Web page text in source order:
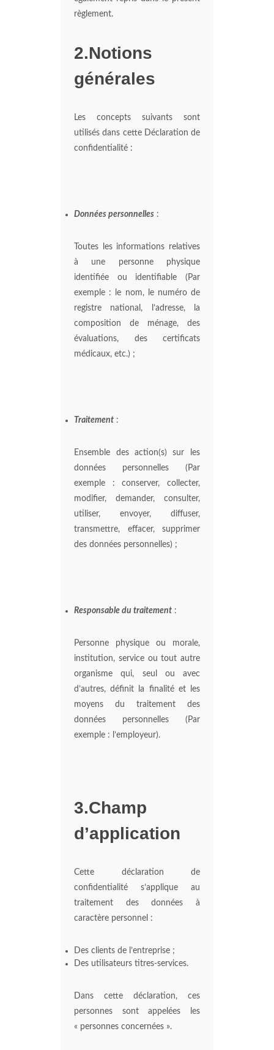
règlement.
2.Notions
générales
Les concepts suivants sont
utilisés dans cette Déclaration de
confidentialité :
Données personnelles :
Toutes les informations relatives
à une personne physique
identifiée ou identifiable (Par
exemple : le nom, le numéro de
registre national, l’adresse, la
composition de ménage, des
évaluations, des certificats
médicaux, etc.) ;
Traitement :
Ensemble des action(s) sur les
données personnelles (Par
exemple : conserver, collecter,
modifier, demander, consulter,
utiliser, envoyer, diffuser,
transmettre, effacer, supprimer
des données personnelles) ;
Responsable du traitement :
Personne physique ou morale,
institution, service ou tout autre
organisme qui, seul ou avec
d’autres, définit la finalité et les
moyens du traitement des
données personnelles (Par
exemple : l’employeur).
3.Champ
d’application
Cette déclaration de
confidentialité s’applique au
traitement des données à
caractère personnel :
Des clients de l’entreprise ;
Des utilisateurs titres-services.
Dans cette déclaration, ces
personnes sont appelées les
« personnes concernées ».